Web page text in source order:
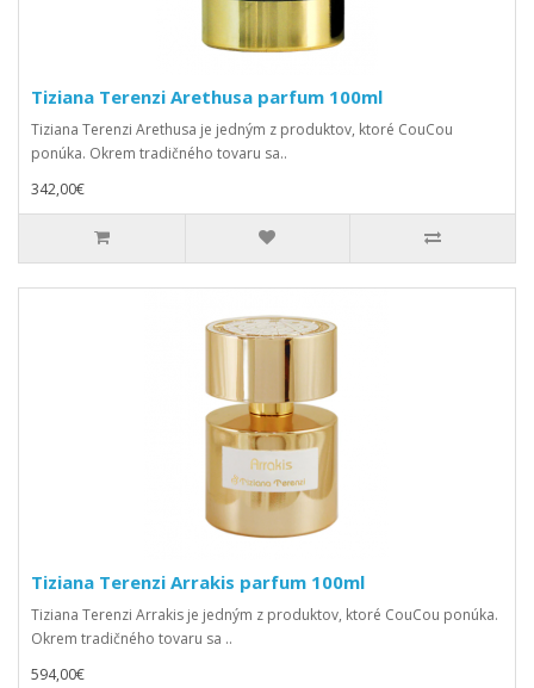
Tiziana Terenzi Arethusa parfum 100ml
Tiziana Terenzi Arethusa je jedným z produktov, ktoré CouCou
ponúka. Okrem tradičného tovaru sa..
342,00€
Tiziana Terenzi Arrakis parfum 100ml
Tiziana Terenzi Arrakis je jedným z produktov, ktoré CouCou ponúka.
Okrem tradičného tovaru sa ..
594,00€